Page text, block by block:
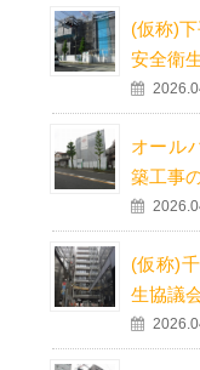
(仮称)
安全衛
オール
築工事
(仮称)
生協議